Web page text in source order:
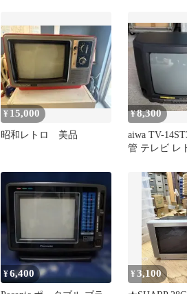
¥ 15,000
昭和レトロ 美品
¥8,300
aiwa TV-
管 テレビ レ
¥6,400 ¥3,100